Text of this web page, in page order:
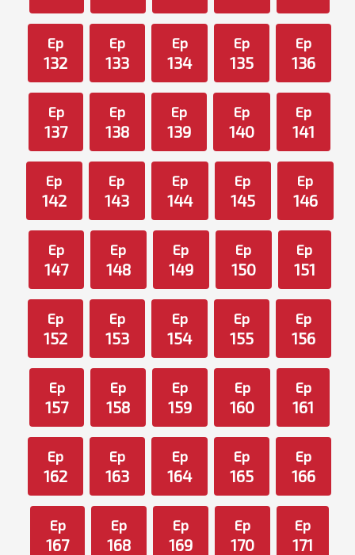
Ep
132
Ep
133
Ep
134
Ep
135
Ep
136
Ep
137
Ep
138
Ep
139
Ep
140
Ep
141
Ep
142
Ep
143
Ep
144
Ep
145
Ep
146
Ep
147
Ep
148
Ep
149
Ep
150
Ep
151
Ep
152
Ep
153
Ep
154
Ep
155
Ep
156
Ep
157
Ep
158
Ep
159
Ep
160
Ep
161
Ep
162
Ep
163
Ep
164
Ep
165
Ep
166
Ep
167
Ep
168
Ep
169
Ep
170
Ep
171